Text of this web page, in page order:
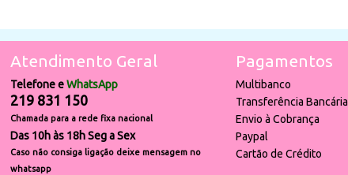
Atendimento Geral
Telefone eWhatsApp
219 831 150
Chamada para a rede fixa nacional
Das 10h às 18h Seg a Sex
Caso não consiga ligação deixe mensagem no
whatsapp
Pagamentos
Multibanco
Transferência Bancária
Envio à Cobrança
Paypal
Cartão de Crédito